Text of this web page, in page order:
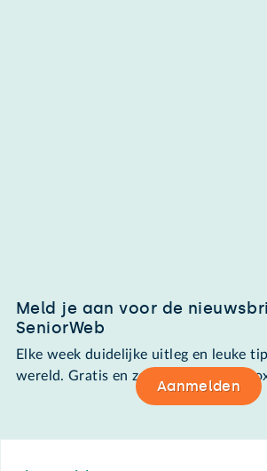
Meld je aan voor de
SeniorWeb
Elke week duidelijke uitleg en leuke
wereld. Gratis en zomaar in de
Aanmelden